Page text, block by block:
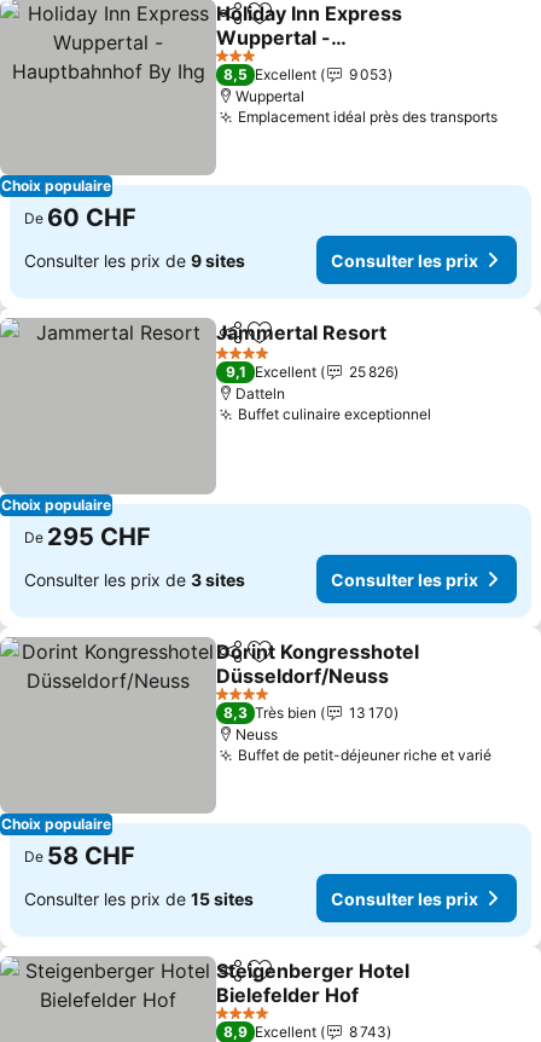
Choix populaire
PartagerAjouter à mes favoris
Holiday Inn Express
Wuppertal -
Hauptbahnhof By Ihg
Consulter les prix
3 Étoiles
8,5 Excellent
9 053
Wuppertal
Emplacement idéal près des transports
De 60 CHF
Consulter les prix de 9 sites Consulter les prix
Choix populaire
PartagerAjouter à mes favoris
Jammertal Resort
4 Étoiles
9,1 Excellent
25 826
Datteln
Buffet culinaire exceptionnel
De 295 CHF
Consulter les prix de 3 sites Consulter les prix
Choix populaire
PartagerAjouter à mes favoris
Dorint Kongresshotel
Düsseldorf/Neuss
Consulter les prix
4 Étoiles
8,3 Très bien
13 170
Neuss
Buffet de petit-déjeuner riche et varié
De 58 CHF
Consulter les prix de 15 sites Consulter les prix
PartagerAjouter à mes favoris
Steigenberger Hotel
Bielefelder Hof
Consulter les prix
4 Étoiles
8,9 Excellent
8 743